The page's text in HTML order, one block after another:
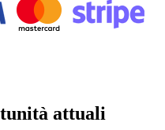
attuali